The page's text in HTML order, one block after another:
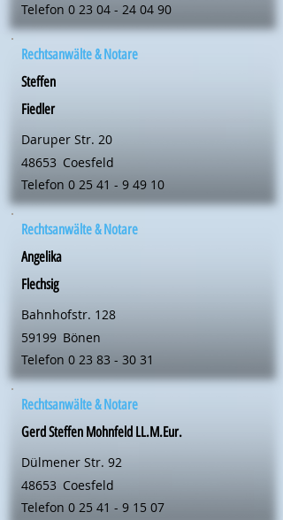
Telefon 0 23 04 - 24 04 90
Rechtsanwälte & Notare
Steffen
Fiedler
Daruper Str. 20
48653 Coesfeld
Telefon 0 25 41 - 9 49 10
Rechtsanwälte & Notare
Angelika
Flechsig
Bahnhofstr. 128
59199 Bönen
Telefon 0 23 83 - 30 31
Rechtsanwälte & Notare
Gerd Steffen Mohnfeld LL.M.Eur.
Dülmener Str. 92
48653 Coesfeld
Telefon 0 25 41 - 9 15 07